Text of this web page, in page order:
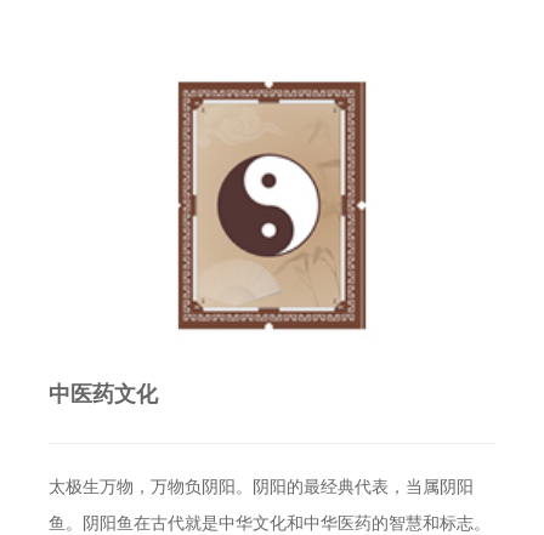
中医药文化
太极生万物，万物负阴阳。阴阳的最经典代表，当属阴阳
鱼。阴阳鱼在古代就是中华文化和中华医药的智慧和标志。